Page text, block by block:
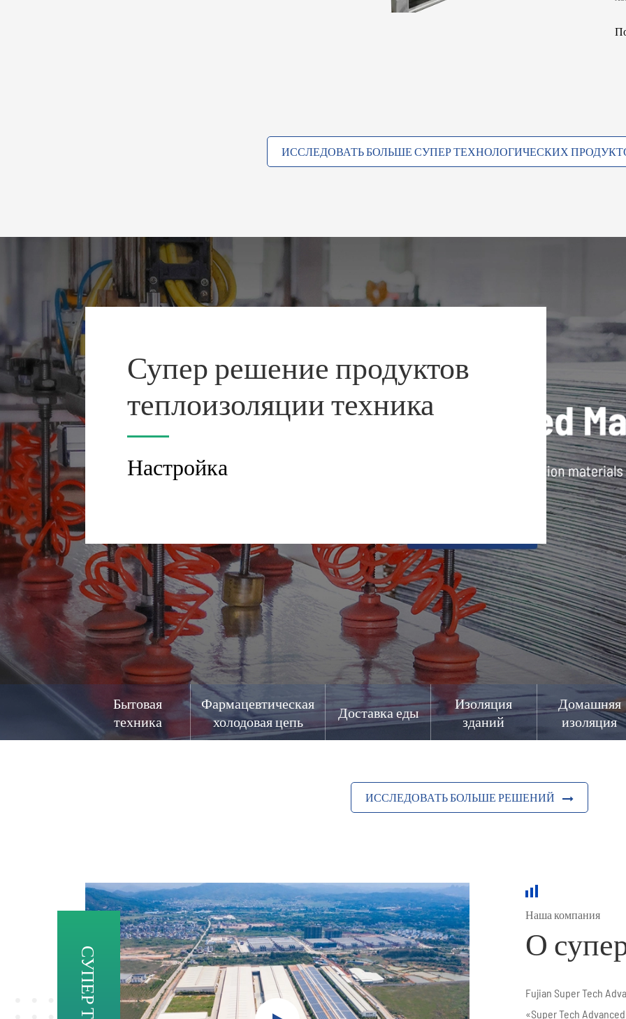
ИССЛЕДОВАТЬ БОЛЬШЕ СУПЕР ТЕХНОЛОГИЧЕСКИХ
Супер решение продуктов
теплоизоляции техника
Настройка
Бытовая
техника
Фармацевтическая
холодовая цепь
Доставка еды
Изоляция
зданий
Домашняя
изоляция
ИССЛЕДОВАТЬ БОЛЬШЕ РЕШЕНИЙ
Наша компания
О
Fujian Super Tech
«Super Tech